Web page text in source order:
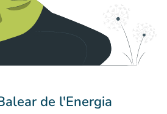
de l'Energia